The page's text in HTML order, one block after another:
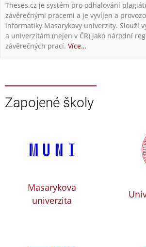
Theses.cz je systém pro odhalování
závěrečnými pracemi a je vyvíjen a
informatiky Masarykovy univerzity. Slouží
a univerzitám (nejen v ČR) jako národní
závěrečných prací. Více…
Zapojené školy
Masarykova
univerzita